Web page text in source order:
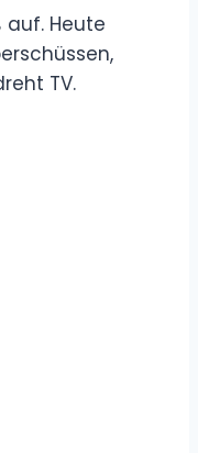
auf. Heute
TV.